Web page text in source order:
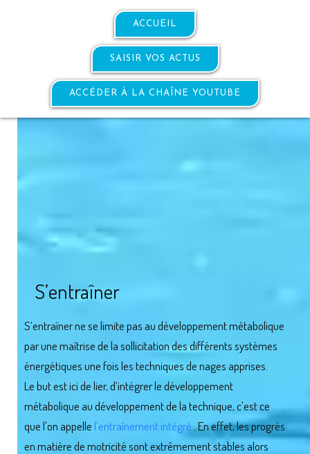
ACCUEIL
SAISIR VOS ACTUS
ACCÉDER À LA CHAÎNE YOUTUBE
S’entraîner
S’entraîner ne se limite pas au développement métabolique
par une maîtrise de la sollicitation des différents systèmes
énergétiques une fois les techniques de nages apprises.
Le but est ici de lier, d’intégrer le développement
métabolique au développement de la technique, c'est ce
que l'on appelle l'entraînement intégré. En effet, les progrès
en matière de motricité sont extrêmement stables alors